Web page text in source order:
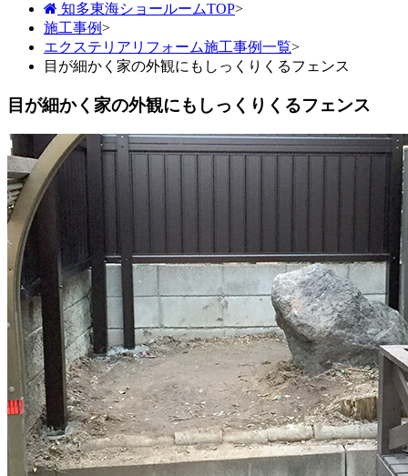
知多東海ショールームTOP>
施工事例>
エクステリアリフォーム施工事例一覧>
目が細かく家の外観にもしっくりくるフェンス
目が細かく家の外観にもしっくりくるフェンス